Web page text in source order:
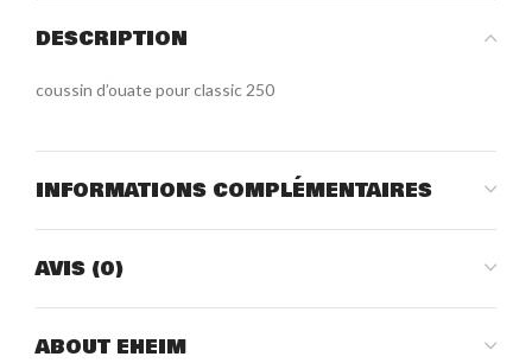
DESCRIPTION
coussin d’ouate pour classic 250
INFORMATIONS COMPLÉMENTAIRES
AVIS (0)
ABOUT EHEIM